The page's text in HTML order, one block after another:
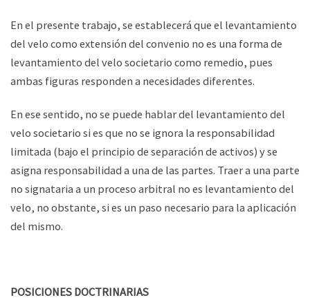
En el presente trabajo, se establecerá que el levantamiento
del velo como extensión del convenio no es una forma de
levantamiento del velo societario como remedio, pues
ambas figuras responden a necesidades diferentes.
En ese sentido, no se puede hablar del levantamiento del
velo societario si es que no se ignora la responsabilidad
limitada (bajo el principio de separación de activos) y se
asigna responsabilidad a una de las partes. Traer a una parte
no signataria a un proceso arbitral no es levantamiento del
velo, no obstante, si es un paso necesario para la aplicación
del mismo.
POSICIONES DOCTRINARIAS